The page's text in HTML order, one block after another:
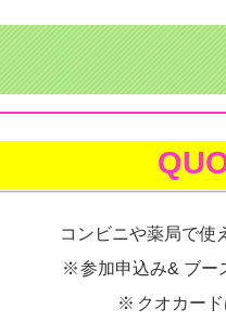
コンビニや薬局で使
※参加申込み& ブー
※ クオカー